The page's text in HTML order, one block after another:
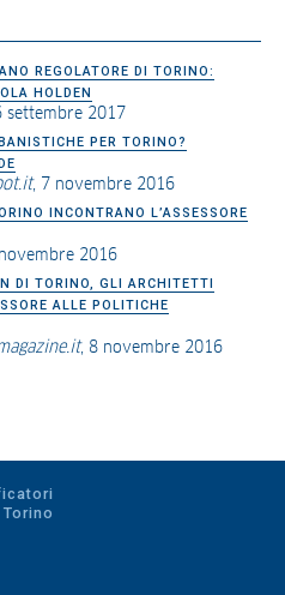
REGOLATORE DI TORINO:
HOLDEN
settembre 2017
PER TORINO?
, 7 novembre 2016
INCONTRANO L’ASSESSORE
2016
DI TORINO, GLI ARCHITETTI
ALLE POLITICHE
, 8 novembre 2016